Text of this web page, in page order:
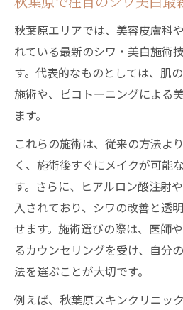
美白とシワ改善の相
シワも美白も諦めな
秋葉原で選ぶダブル
美肌ケア悩み相談が叶
秋葉原で美肌相談し
シワ対策と美白ケア
秋葉原で受けるシ
美白とシワの悩みを
秋葉原エリアでは、美容皮膚科
れている最新のシワ・美白施術
す。代表的なものとしては、肌
施術や、ピコトーニングによる
ます。
これらの施術は、従来の方法よ
く、施術後すぐにメイクが可能
す。さらに、ヒアルロン酸注射
入されており、シワの改善と透
せます。施術選びの際は、医師
るカウンセリングを受け、自分
法を選ぶことが大切です。
例えば、秋葉原スキンクリニッ